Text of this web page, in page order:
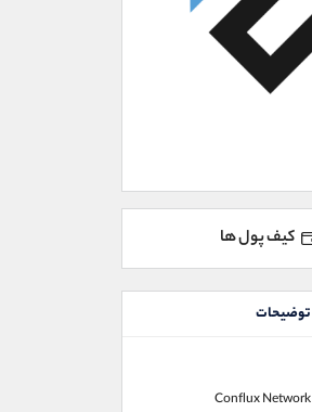
کیف پول ها
توضیحات
Conflux Network